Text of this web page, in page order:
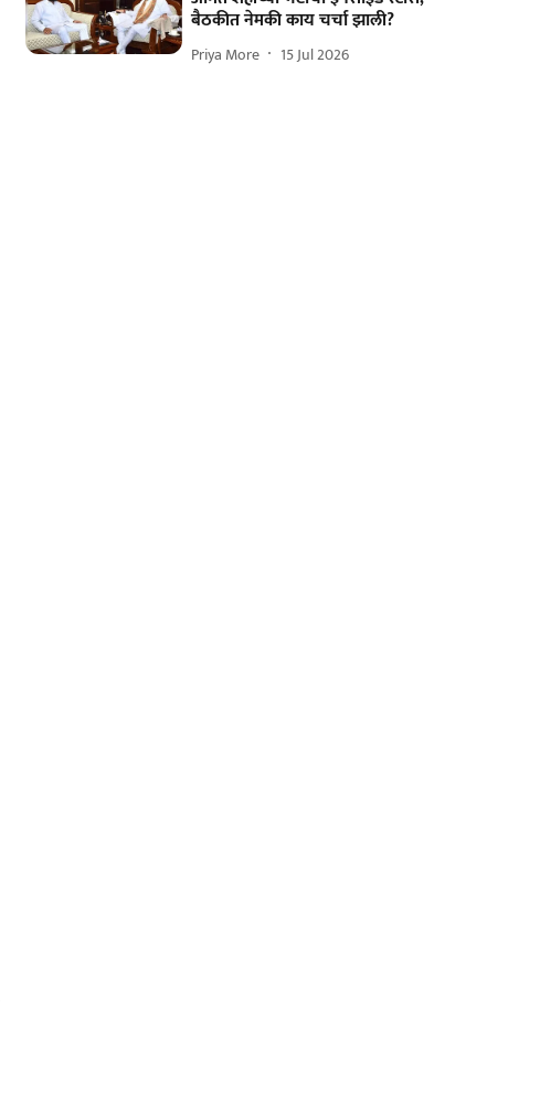
बैठकीत नेमकी काय चर्चा झाली?
Priya More 15 Jul 2026